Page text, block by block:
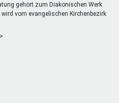
gehört zum Diakonischen Werk
vom evangelischen Kirchenbezirk